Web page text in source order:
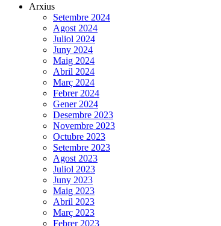
Arxius
Setembre 2024
Agost 2024
Juliol 2024
Juny 2024
Maig 2024
Abril 2024
Març 2024
Febrer 2024
Gener 2024
Desembre 2023
Novembre 2023
Octubre 2023
Setembre 2023
Agost 2023
Juliol 2023
Juny 2023
Maig 2023
Abril 2023
Març 2023
Febrer 2023